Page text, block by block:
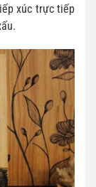
xúc trực tiếp